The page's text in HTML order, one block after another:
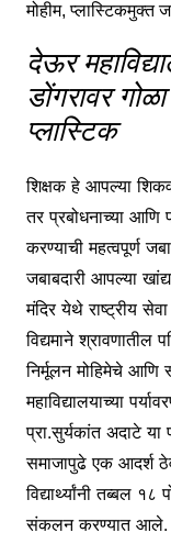
देऊर
डोंगरावर
प्लास्टिक
शिक्षक हे आपल्या
तर प्रबोधनाच्या आणि
करण्याची महत्वपूर्ण
जबाबदारी आपल्या
मंदिर येथे राष्ट्रीय
विद्यमाने श्रावणातील
निर्मूलन मोहिमेचे आणि
महाविद्यालयाच्या
प्रा.सुर्यकांत अदाटे या
समाजापुढे एक आदर्श
विद्यार्थ्यांनी तब्बल
संकलन करण्यात आले.